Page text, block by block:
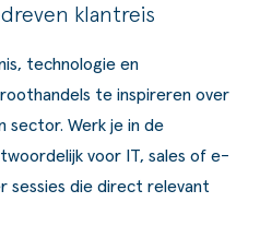
klantreis
technologie en
te inspireren over
sector. Werk je in de
voor IT, sales of e-
sessies die direct relevant